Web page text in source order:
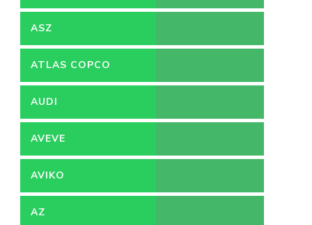
ACCOUNTANT
ASZ
ATLAS COPCO
AUDI
AVEVE
AVIKO
AZ